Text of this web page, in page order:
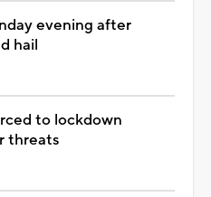
evening after
hail
to lockdown
threats